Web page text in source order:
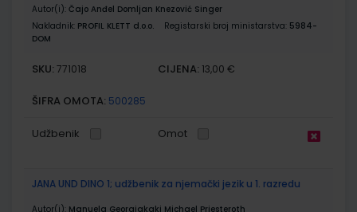
Autor(i): Čajo Anđel Domljan Knezović Singer
Nakladnik: PROFIL KLETT d.o.o. Registarski broj ministarstva: 5984-
DOM
SKU: 771018 CIJENA: 13,00 €
ŠIFRA OMOTA: 500285
Udžbenik Omot
JANA UND DINO 1; udžbenik za njemački jezik u 1. razredu
Autor(i): Manuela Georgiakaki Michael Priesteroth